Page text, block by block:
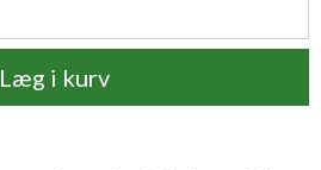
Læg i kurv